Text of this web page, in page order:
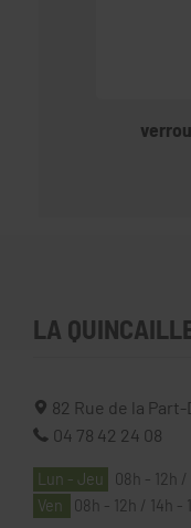
LA
82 Rue de la Part-
04 78 42 24 08
Lun - Jeu
Ven
08h - 12h / 14h -